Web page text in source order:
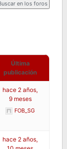
Última
publicación
hace 2 años,
9 meses
FOB_SG
hace 2 años,